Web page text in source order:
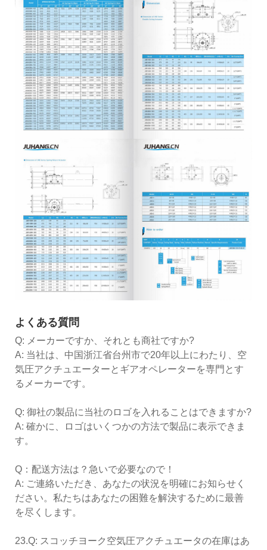
よくある質問
Q: メーカーですか、それとも商社ですか?
A: 当社は、中国浙江省台州市で20年以上にわたり、空
気圧アクチュエーターとギアオペレーターを専門とす
るメーカーです。
Q: 御社の製品に当社のロゴを入れることはできますか?
A: 確かに、ロゴはいくつかの方法で製品に表示できま
す。
Q：配送方法は？急いで必要なので！
A: ご連絡いただき、あなたの状況を明確にお知らせく
ださい。私たちはあなたの困難を解決するために最善
を尽くします。
23.Q: スコッチヨーク空気圧アクチュエータの在庫はあ